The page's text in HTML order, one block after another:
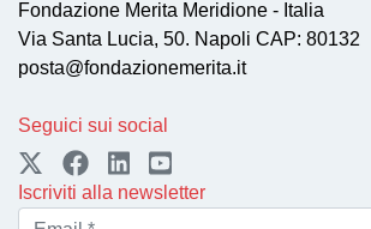
Fondazione Merita Meridione - Italia
Via Santa Lucia, 50. Napoli CAP: 80132
posta@fondazionemerita.it
Seguici sui social
Iscriviti alla newsletter